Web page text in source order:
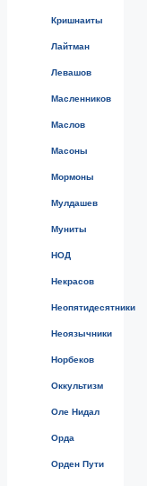
Кришнаиты
Лайтман
Левашов
Масленников
Маслов
Масоны
Мормоны
Мулдашев
Муниты
НОД
Некрасов
Неопятидесятники
Неоязычники
Норбеков
Оккультизм
Оле Нидал
Орда
Орден Пути